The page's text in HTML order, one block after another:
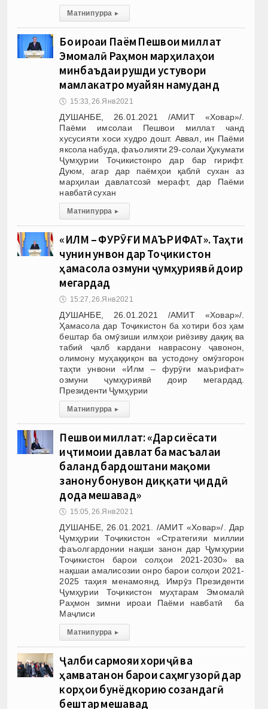
Матни пурра ▸
Бо ироаи Паём Пешвои миллат
Эмомалӣ Раҳмон марҳилаҳои
минбаъдаи рушди устувори
мамлакатро муайян намуданд
🕔 15:33, 26.Янв 2021
ДУШАНБЕ, 26.01.2021 /АМИТ «Ховар»/.
Паёми имсолаи Пешвои миллат чанд
хусусияти хоси худро дошт. Аввал, ин Паёми
яксола набуда, фаъолияти 29-солаи Ҳукумати
Ҷумҳурии Тоҷикистонро дар бар гирифт.
Дуюм, агар дар паёмҳои қаблӣ сухан аз
марҳилаи давлатсозӣ мерафт, дар Паёми
навбатӣ сухан
Матни пурра ▸
«ИЛМ – ФУРӮҒИ МАЪРИФАТ». Таҳти
чунин унвон дар Тоҷикистон
ҳамасола озмуни ҷумҳуриявӣ доир
мегардад
🕔 15:27, 26.Янв 2021
ДУШАНБЕ, 26.01.2021 /АМИТ «Ховар»/.
Ҳамасола дар Тоҷикистон ба хотири боз ҳам
бештар ба омӯзиши илмҳои риёзиву дақиқ ва
табиӣ ҷалб кардани наврасону ҷавонон,
олимону муҳаққиқон ва устодону омӯзгорон
таҳти унвони «Илм – фурӯғи маърифат»
озмуни ҷумҳуриявӣ доир мегардад.
Президенти Ҷумҳурии
Матни пурра ▸
Пешвои миллат: «Дар сиёсати
иҷтимоии давлат ба масъалаи
баланд бардоштани мақоми
занону бонувон диққати ҷиддӣ
дода мешавад»
🕔 15:05, 26.Янв 2021
ДУШАНБЕ, 26.01.2021. /АМИТ «Ховар»/. Дар
Ҷумҳурии Тоҷикистон «Стратегияи миллии
фаъолгардонии нақши занон дар Ҷумҳурии
Тоҷикистон барои солҳои 2021-2030» ва
нақшаи амалисозии онро барои солҳои 2021-
2025 таҳия менамоянд. Имрӯз Президенти
Ҷумҳурии Тоҷикистон муҳтарам Эмомалӣ
Раҳмон зимни ироаи Паёми навбатӣ ба
Маҷлиси
Матни пурра ▸
Ҷалби сармояи хориҷӣ ва
ҳамватанон барои саҳмгузорӣ дар
корҳои бунёдкорию созандагӣ
бештар мешавад